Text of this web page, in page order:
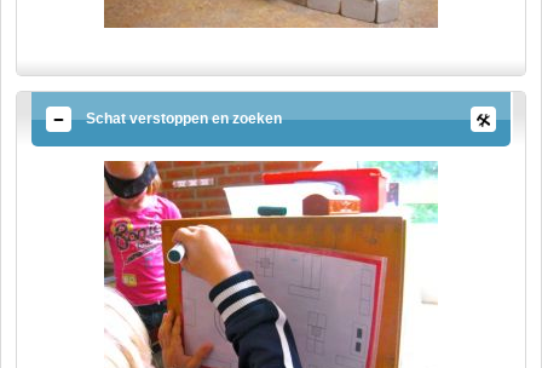
Schat verstoppen en zoeken